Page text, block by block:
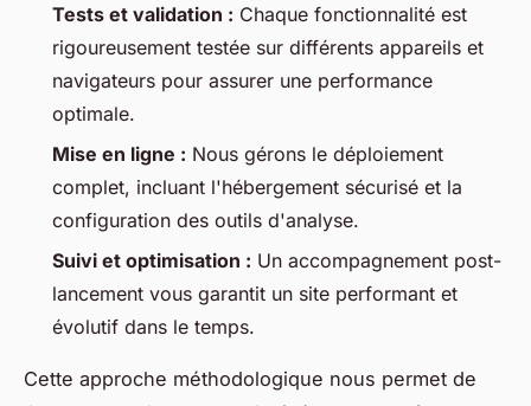
Tests et validation : Chaque fonctionnalité est
rigoureusement testée sur différents appareils et
navigateurs pour assurer une performance
optimale.
Mise en ligne : Nous gérons le déploiement
complet, incluant l'hébergement sécurisé et la
configuration des outils d'analyse.
Suivi et optimisation : Un accompagnement post-
lancement vous garantit un site performant et
évolutif dans le temps.
Cette approche méthodologique nous permet de